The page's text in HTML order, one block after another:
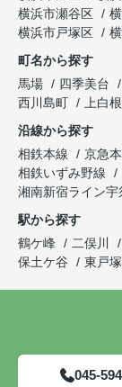
横浜市瀬谷区
横浜市戸塚区
町名から探す
馬場
四季美台
西川島町
上白根
沿線から探す
相鉄本線
京急
相鉄いずみ野線
湘南新宿ライン宇
駅から探す
鶴ケ峰
二俣川
保土ケ谷
東戸塚
045-